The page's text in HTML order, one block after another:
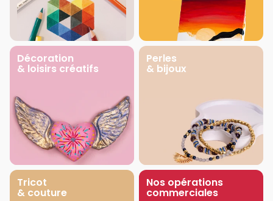
Décoration
& loisirs créatifs
Perles
& bijoux
Tricot
& couture
Nos opérations
commerciales